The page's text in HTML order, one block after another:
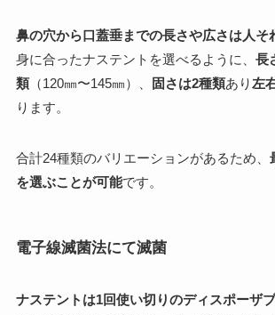
鼻の穴から口蓋垂までの長さや広さは人そ
身に合ったナステントを選べるように、 長
類（120㎜〜145㎜）、 固さは2種類あり左
ります。
合計24種類のバリエーションがあるため、
を選ぶことが可能です。
電子線滅菌法にて滅菌
ナステントは1回使い切りのディスポーザ